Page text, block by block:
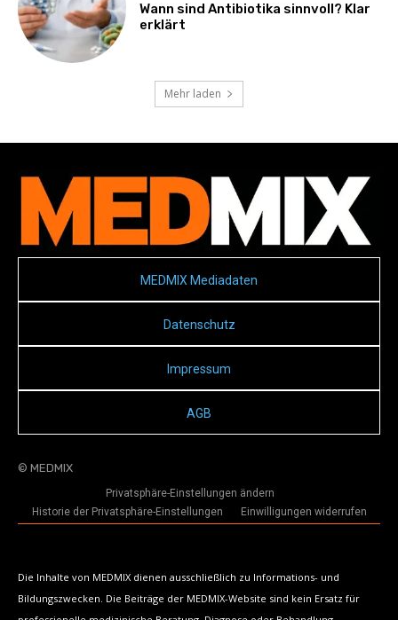
Wann sind Antibiotika sinnvoll? Klar
erklärt
Mehr laden
MEDMIX Mediadaten
Datenschutz
Impressum
AGB
© MEDMIX
Privatsphäre-Einstellungen ändern
Historie der Privatsphäre-Einstellungen
Einwilligungen widerrufen
Die Inhalte von MEDMIX dienen ausschließlich zu Informations- und
Bildungszwecken. Die Beiträge der MEDMIX-Website sind kein Ersatz für